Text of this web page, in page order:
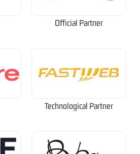
Official Partner
Technological Partner